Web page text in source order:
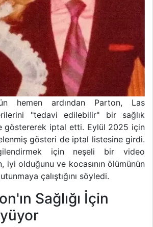
hemen ardından Parton, Las
"tedavi edilebilir" bir sağlık
göstererek iptal etti. Eylül 2025 için
gösteri de iptal listesine girdi.
için neşeli bir video
iyi olduğunu ve kocasının ölümünün
çalıştığını söyledi.
Sağlığı İçin